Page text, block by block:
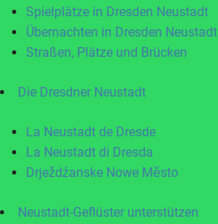
Spielplätze in Dresden Neustadt
Übernachten in Dresden Neustadt
Straßen, Plätze und Brücken
Die Dresdner Neustadt
La Neustadt de Dresde
La Neustadt di Dresda
Drježdźanske Nowe Město
Neustadt-Geflüster unterstützen